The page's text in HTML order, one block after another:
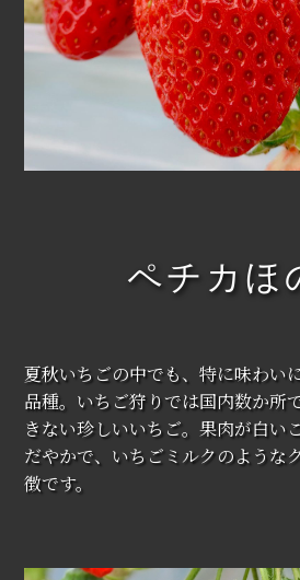
ペチカほ
夏秋いちごの中でも、特に味わい
品種。いちご狩りでは国内数か所
きない珍しいいちご。果肉が白い
だやかで、いちごミルクのような
徴です。